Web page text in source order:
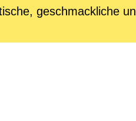
geschmackliche